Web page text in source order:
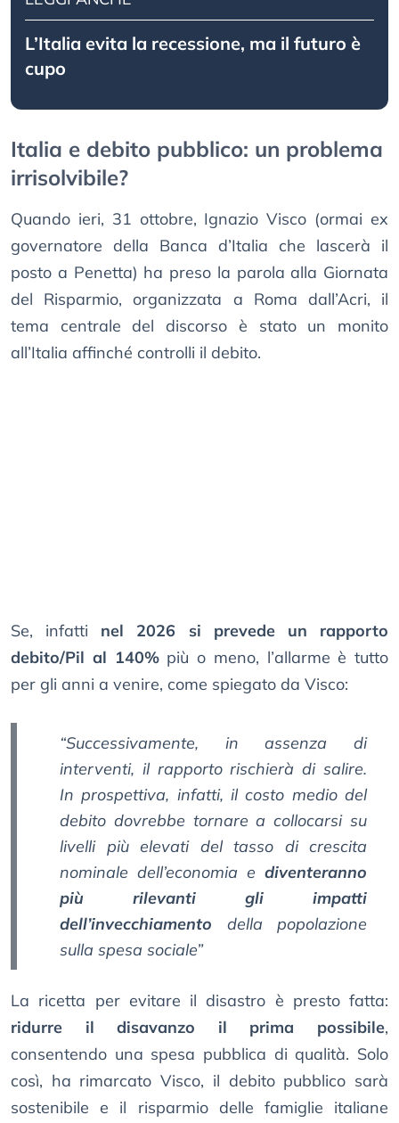
L’Italia evita la recessione, ma il futuro è
cupo
Italia e debito pubblico: un problema
irrisolvibile?
Quando ieri, 31 ottobre, Ignazio Visco (ormai ex
governatore della Banca d’Italia che lascerà il
posto a Penetta) ha preso la parola alla Giornata
del Risparmio, organizzata a Roma dall’Acri, il
tema centrale del discorso è stato un monito
all’Italia affinché controlli il debito.
Se, infatti nel 2026 si prevede un rapporto
debito/Pil al 140%più o meno, l’allarme è tutto
per gli anni a venire, come spiegato da Visco:
“Successivamente, in assenza di
interventi, il rapporto rischierà di salire.
In prospettiva, infatti, il costo medio del
debito dovrebbe tornare a collocarsi su
livelli più elevati del tasso di crescita
nominale dell’economia e diventeranno
più rilevanti gli impatti
dell’invecchiamento della popolazione
sulla spesa sociale”
La ricetta per evitare il disastro è presto fatta:
ridurre il disavanzo il prima possibile,
consentendo una spesa pubblica di qualità. Solo
così, ha rimarcato Visco, il debito pubblico sarà
sostenibile e il risparmio delle famiglie italiane